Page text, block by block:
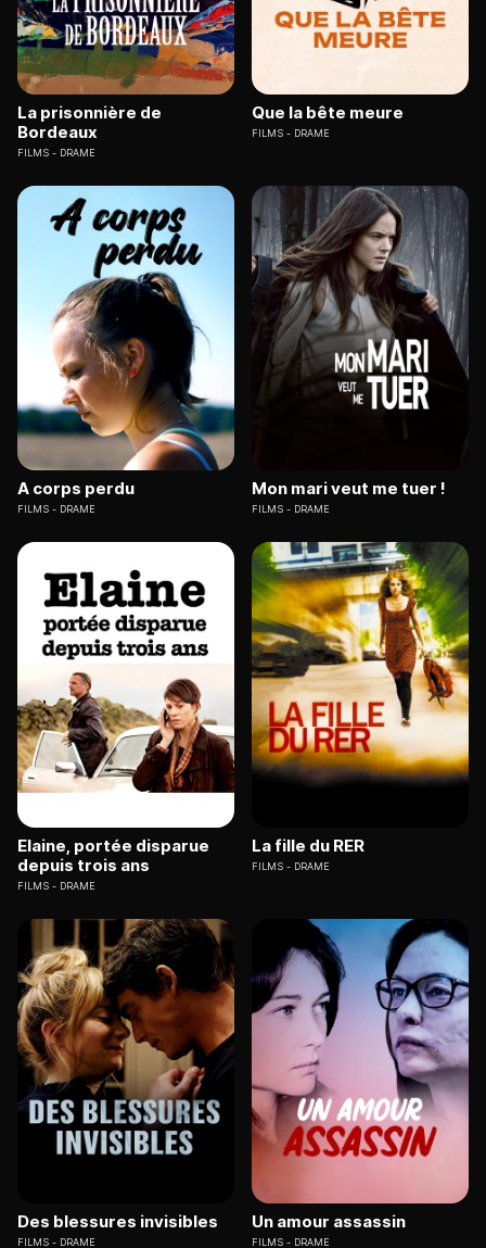
La prisonnière de
Bordeaux
FILMS DRAME
Que la bête meure
FILMS DRAME
A corps perdu
FILMS DRAME
Mon mari veut me tuer !
FILMS DRAME
Elaine, portée disparue
depuis trois ans
FILMS DRAME
La fille du RER
FILMS DRAME
Des blessures invisibles
FILMS DRAME
Un amour assassin
FILMS DRAME